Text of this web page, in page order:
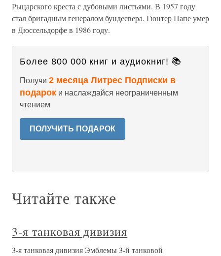
Рыцарского креста с дубовыми листьями. В 1957 году
стал бригадным генералом бундесвера. Гюнтер Папе умер
в Дюссельдорфе в 1986 году.
Более 800 000 книг и аудиокниг! 📚
Получи 2 месяца Литрес Подписки в
подарок и наслаждайся неограниченным
чтением
ПОЛУЧИТЬ ПОДАРОК
Читайте также
3-я танковая дивизия
3-я танковая дивизия Эмблемы 3-й танковой